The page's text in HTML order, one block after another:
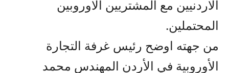
الاردنيين مع المشتريين الاوروبين
المحتملين.
من جهته اوضح رئيس غرفة التجارة
الأوروبية في الأردن المهندس محمد